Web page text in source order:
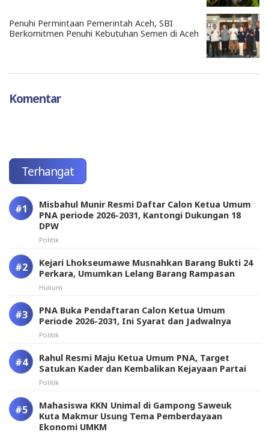
Penuhi Permintaan Pemerintah Aceh, SBI
Berkomitmen Penuhi Kebutuhan Semen di Aceh
Komentar
Terhangat
Misbahul Munir Resmi Daftar Calon Ketua Umum
PNA periode 2026-2031, Kantongi Dukungan 18
DPW
Politik
Kejari Lhokseumawe Musnahkan Barang Bukti 24
Perkara, Umumkan Lelang Barang Rampasan
Hukum
PNA Buka Pendaftaran Calon Ketua Umum
Periode 2026-2031, Ini Syarat dan Jadwalnya
Politik
Rahul Resmi Maju Ketua Umum PNA, Target
Satukan Kader dan Kembalikan Kejayaan Partai
Politik
Mahasiswa KKN Unimal di Gampong Saweuk
Kuta Makmur Usung Tema Pemberdayaan
Ekonomi UMKM